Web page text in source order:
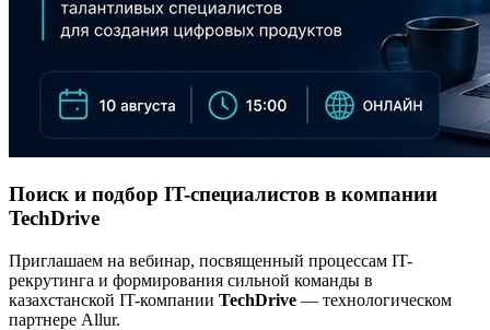
Поиск и подбор IT-специалистов в компании
TechDrive
Приглашаем на вебинар, посвященный процессам IT-
рекрутинга и формирования сильной команды в
казахстанской IT-компании TechDrive — технологическом
партнере Allur.